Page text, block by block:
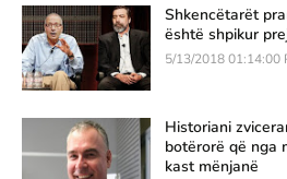
Shkencëtarët
është shpikur
5/13/2018 01:14:00
Historiani
botërorë që nga
kast mënjanë